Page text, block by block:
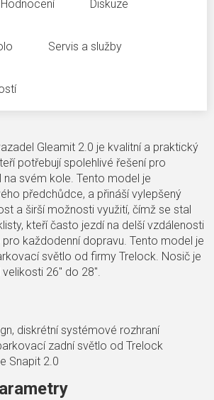
Hodnocení Diskuze
Servis a služby
Gleamit 2.0 je kvalitní a praktický
potřebují spolehlivé řešení pro
na svém kole. Tento model je
předchůdce, a přináší vylepšený
a širší možnosti využití, čímž se stal
kteří často jezdí na delší vzdálenosti
každodenní dopravu. Tento model je
světlo od firmy Trelock. Nosič je
26" do 28".
diskrétní systémové rozhraní
zadní světlo od Trelock
Snapit 2.0